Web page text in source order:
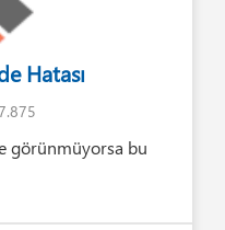
Hatası
görünmüyorsa bu